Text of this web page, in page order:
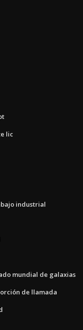
lic
industrial
mundial de galaxias
de llamada